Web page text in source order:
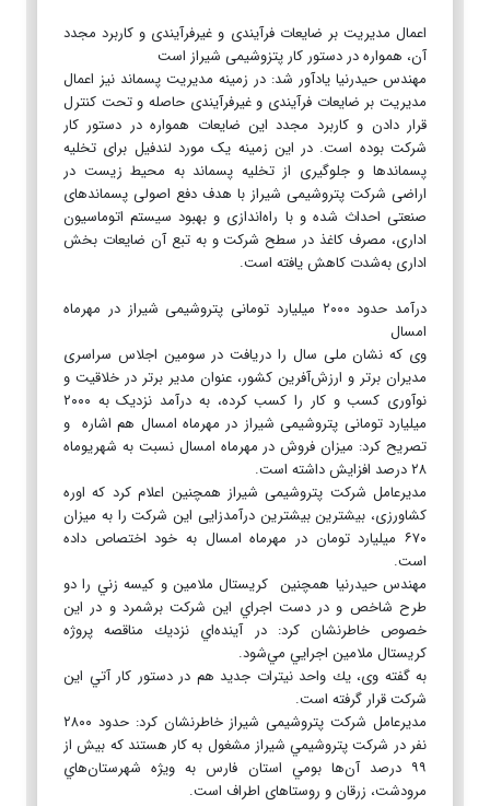
اعمال مدیریت بر ضایعات فرآیندی و غیرفرآیندی و کاربرد مجدد
آن، همواره در دستور کار پتزوشیمی شیراز است
مهندس حیدرنیا یادآور شد: در زمینه مدیریت پسماند نیز اعمال
مدیریت بر ضایعات فرآیندی و غیرفرآیندی حاصله و تحت کنترل
قرار دادن و کاربرد مجدد این ضایعات همواره در دستور کار
شرکت بوده است. در این زمینه یک مورد لندفیل برای تخلیه
پسماندها و جلوگیری از تخلیه پسماند به محیط زیست در
اراضی شرکت پتروشیمی شیراز با هدف دفع اصولی پسماندهای
صنعتی احداث شده و با راه‌اندازی و بهبود سیستم اتوماسیون
اداری، مصرف کاغذ در سطح شرکت و به تبع آن ضایعات بخش
اداری به‌شدت کاهش یافته است.
درآمد حدود ۲۰۰۰ میلیارد تومانی پتروشیمی شیراز در مهرماه
امسال
وی که نشان ملی سال را دریافت در سومین اجلاس سراسری
مدیران برتر و ارزش‌آفرین کشور، عنوان مدیر برتر در خلاقیت و
نوآوری کسب و کار را کسب کرده، به درآمد نزدیک به ۲۰۰۰
میلیارد تومانی پتروشیمی شیراز در مهرماه امسال هم اشاره و‌
تصریح کرد: میزان فروش در مهرماه امسال نسبت به شهریوماه
۲۸ درصد افزایش داشته است.
مدیرعامل شرکت پتروشیمی شیراز همچنین اعلام کرد که اوره
کشاورزی، بیشترین بیشترین درآمدزایی این شرکت را به میزان
۶۷۰ میلیارد تومان در مهرماه امسال به خود اختصاص داده
است.
مهندس حیدرنیا همچنین كريستال ملامين و كيسه زني را دو
طرح شاخص و در دست اجراي اين شركت برشمرد و در اين
خصوص خاطرنشان كرد: در آينده‌اي نزديك مناقصه پروژه
كريستال ملامين اجرايي مي‌شود.
به گفته وی، يك واحد نيترات جديد هم در دستور كار آتي اين
شركت قرار گرفته است.
مدیرعامل شرکت پتروشیمی شیراز خاطرنشان كرد: حدود ۲۸۰۰
نفر در شركت پتروشيمي شيراز مشغول به كار هستند كه بيش از
۹۹ درصد آن‌ها بومي استان فارس به ويژه شهرستان‌هاي
مرودشت، زرقان و روستاهای اطراف است.